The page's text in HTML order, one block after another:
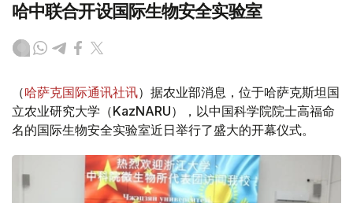
哈中联合开设国际生物安全实验室
（哈萨克国际通讯社讯）据农业部消息，位于哈萨克斯坦国
立农业研究大学（KazNARU），以中国科学院院士高福命
名的国际生物安全实验室近日举行了盛大的开幕仪式。